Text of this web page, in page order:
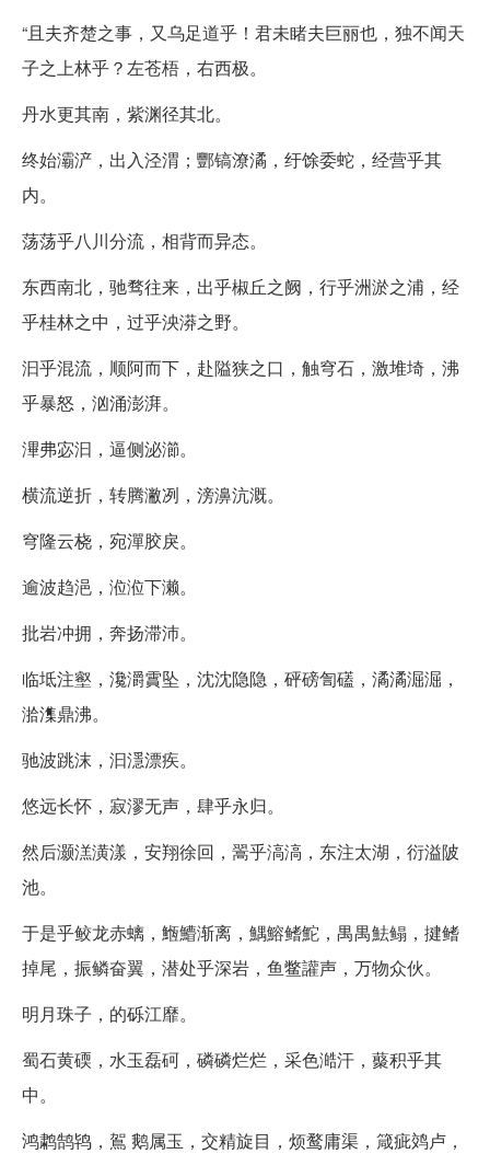
“且夫齐楚之事，又乌足道乎！君未睹夫巨丽也，独不闻天
子之上林乎？左苍梧，右西极。
丹水更其南，紫渊径其北。
终始灞浐，出入泾渭；酆镐潦潏，纡馀委蛇，经营乎其
内。
荡荡乎八川分流，相背而异态。
东西南北，驰骛往来，出乎椒丘之阙，行乎洲淤之浦，经
乎桂林之中，过乎泱漭之野。
汩乎混流，顺阿而下，赴隘狭之口，触穹石，激堆埼，沸
乎暴怒，汹涌澎湃。
滭弗宓汩，逼侧泌瀄。
横流逆折，转腾潎冽，滂濞沆溉。
穹隆云桡，宛潬胶戾。
逾波趋浥，涖涖下濑。
批岩冲拥，奔扬滞沛。
临坻注壑，瀺灂霣坠，沈沈隐隐，砰磅訇礚，潏潏淈淈，
湁潗鼎沸。
驰波跳沫，汩濦漂疾。
悠远长怀，寂漻无声，肆乎永归。
然后灏溔潢漾，安翔徐回，翯乎滈滈，东注太湖，衍溢陂
池。
于是乎鲛龙赤螭，䱭䲛渐离，鰅鰫鳍鮀，禺禺魼鳎，揵鳍
掉尾，振鳞奋翼，潜处乎深岩，鱼鳖讙声，万物众伙。
明月珠子，的砾江靡。
蜀石黄碝，水玉磊砢，磷磷烂烂，采色澔汗，藂积乎其
中。
鸿鹔鹄鸨，鴐 鹅属玉，交精旋目，烦鹜庸渠，箴疵䴔卢，